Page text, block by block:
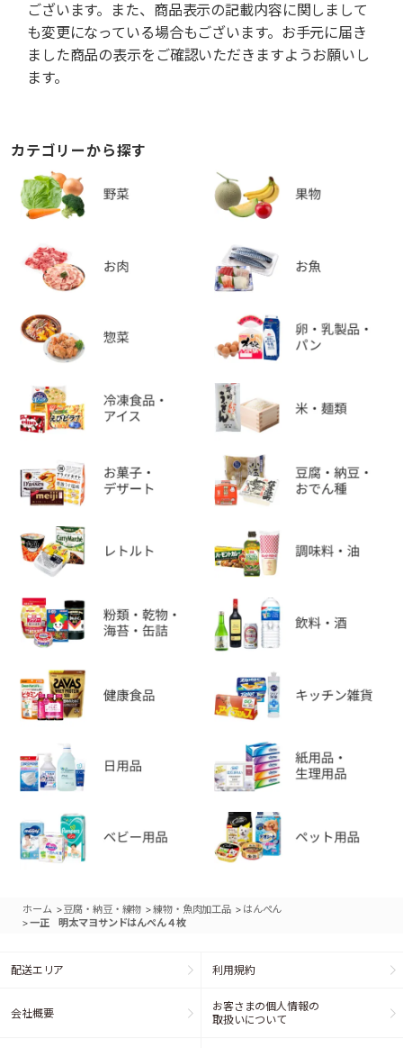
ございます。また、商品表示の記載内容に関しまして
も変更になっている場合もございます。お手元に届き
ました商品の表示をご確認いただきますようお願いし
ます。
カテゴリーから探す
ホーム >豆腐・納豆・練物 >練物・魚肉加工品 > はんぺん
>一正 明太マヨサンドはんぺん４枚
配送エリア 利用規約
会社概要
お客さまの個人情報の
取扱いについて